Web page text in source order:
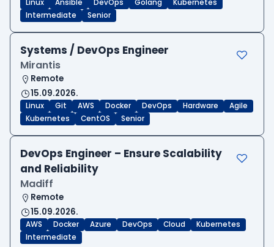
Linux Ansible DevOps Golang
Kubernetes
Intermediate
Senior
Systems / DevOps Engineer
Mirantis
Remote
15.09.2026.
Linux Git AWS Docker DevOps Hardware
Agile
Kubernetes
CentOS Senior
DevOps Engineer – Ensure Scalability
and Reliability
Madiff
Remote
15.09.2026.
AWS Docker Azure DevOps Cloud
Kubernetes
Intermediate